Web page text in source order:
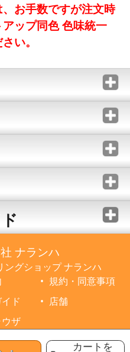
カートを
お手数ですが注文時
ップ同色 色味統一
い。
ナランハ
ングショップ ナランハ
規約・同意事項
ド
店舗
ザ
All Rights Reserved.